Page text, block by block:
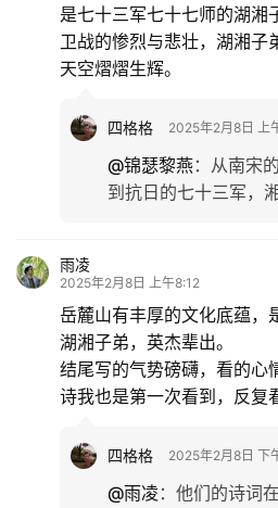
化
是七十三军七十七师的湖
卫战的惨烈与悲壮，湖湘子
天空熠熠生辉。
四格格 2025年2月8日 上
@锦瑟黎燕： 从南宋
到抗日的七十三军，
雨凌
2025年2月8日 上午8:12
岳麓山有丰厚的文化底蕴，
湖湘子弟，英杰辈出。
结尾写的气势磅礴，看的心
诗我也是第一次看到，反复
四格格 2025年2月8日 下
@雨凌 ： 他们的诗词